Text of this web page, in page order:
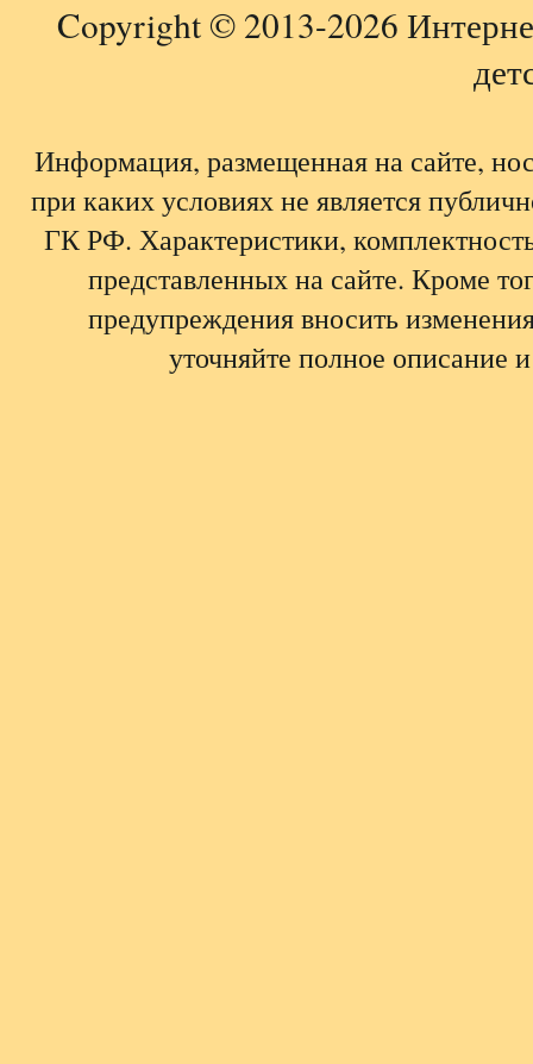
Copyright © 2013-2026
Информация, размещенная на сайте,
при каких условиях не является
ГК РФ. Характеристики,
представленных на сайте. Кроме
предупреждения вносить
уточняйте полное описание